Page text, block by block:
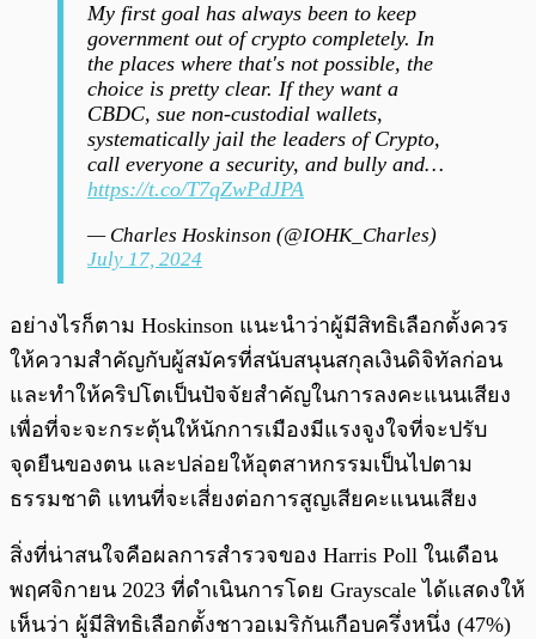
My first goal has always been to keep
government out of crypto completely. In
the places where that's not possible, the
choice is pretty clear. If they want a
CBDC, sue non-custodial wallets,
systematically jail the leaders of Crypto,
call everyone a security, and bully and…
https://t.co/T7qZwPdJPA
— Charles Hoskinson (@IOHK_Charles)
July 17, 2024
อย่างไรก็ตาม Hoskinson แนะนำว่าผู้มีสิทธิเลือกตั้งควร
ให้ความสำคัญกับผู้สมัครที่สนับสนุนสกุลเงินดิจิทัลก่อน
และทำให้คริปโตเป็นปัจจัยสำคัญในการลงคะแนนเสียง
เพื่อที่จะจะกระตุ้นให้นักการเมืองมีแรงจูงใจที่จะปรับ
จุดยืนของตน และปล่อยให้อุตสาหกรรมเป็นไปตาม
ธรรมชาติ แทนที่จะเสี่ยงต่อการสูญเสียคะแนนเสียง
สิ่งที่น่าสนใจคือผลการสำรวจของ Harris Poll ในเดือน
พฤศจิกายน 2023 ที่ดำเนินการโดย Grayscale ได้แสดงให้
เห็นว่า ผู้มีสิทธิเลือกตั้งชาวอเมริกันเกือบครึ่งหนึ่ง (47%)